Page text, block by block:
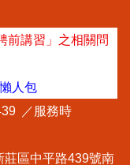
前講習」之相關問
人包
／服務時
莊區中平路439號南